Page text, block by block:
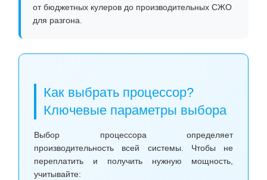
от бюджетных кулеров до производительных СЖО
для разгона.
Как выбрать процессор?
Ключевые параметры выбора
Выбор процессора определяет
производительность всей системы. Чтобы не
переплатить и получить нужную мощность,
учитывайте: